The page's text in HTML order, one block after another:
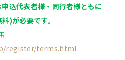
込代表者様・同行者様ともに
)が必要です。
register/terms.html